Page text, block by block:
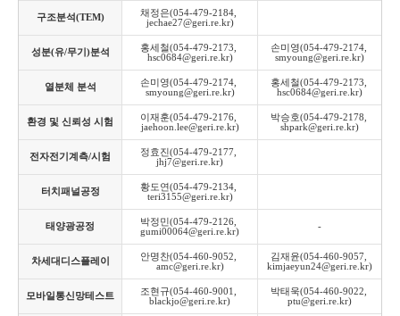
구조분석(TEM)
채정은(054-479-2184,
jechae27@geri.re.kr)
성분(유/무기)분석
홍세철(054-479-2173,
hsc0684@geri.re.kr)
손미영(054-479-2174,
smyoung@geri.re.kr)
열분체 분석
손미영(054-479-2174,
smyoung@geri.re.kr)
홍세철(054-479-2173,
hsc0684@geri.re.kr)
환경 및 신뢰성 시험
이재훈(054-479-2176,
jaehoon.lee@geri.re.kr)
박승호(054-479-2178,
shpark@geri.re.kr)
전자전기계측/시험
정효진(054-479-2177,
jhj7@geri.re.kr)
터치패널공정
황도연(054-479-2134,
teri3155@geri.re.kr)
태양광공정
박정민(054-479-2126,
gumi00064@geri.re.kr)
-
차세대디스플레이
안명찬(054-460-9052,
amc@geri.re.kr)
김재윤(054-460-9057,
kimjaeyun24@geri.re.kr)
모바일통신망테스트
조현규(054-460-9001,
blackjo@geri.re.kr)
박태욱(054-460-9022,
ptu@geri.re.kr)